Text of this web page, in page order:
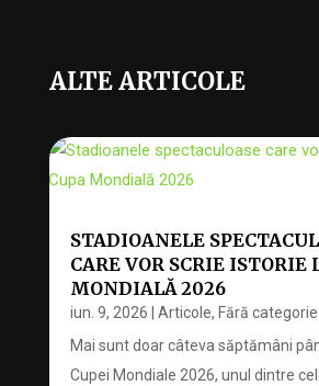
ALTE ARTICOLE
STADIOANELE
CARE VOR SCRIE ISTORIE
MONDIALĂ 2026
iun. 9, 2026 Articole, Fără categorie
Mai sunt doar câteva săptămâni
Cupei Mondiale 2026, unul dintre